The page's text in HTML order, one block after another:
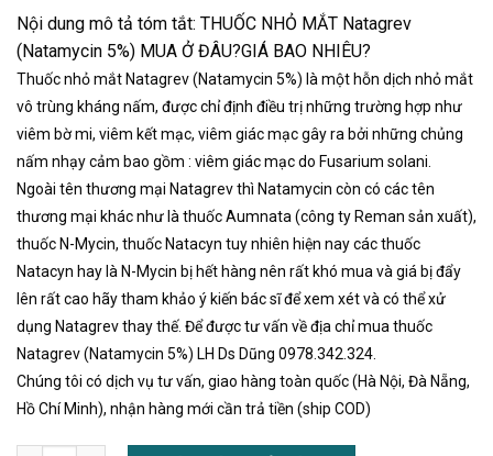
Nội dung mô tả tóm tắt: THUỐC NHỎ MẮT Natagrev
(Natamycin 5%) MUA Ở ĐÂU?GIÁ BAO NHIÊU?
Thuốc nhỏ mắt Natagrev (Natamycin 5%) là một hỗn dịch nhỏ mắt
vô trùng kháng nấm, được chỉ định điều trị những trường hợp như
viêm bờ mi, viêm kết mạc, viêm giác mạc gây ra bởi những chủng
nấm nhạy cảm bao gồm : viêm giác mạc do Fusarium solani.
Ngoài tên thương mại Natagrev thì Natamycin còn có các tên
thương mại khác như là thuốc Aumnata (công ty Reman sản xuất),
thuốc N-Mycin, thuốc Natacyn tuy nhiên hiện nay các thuốc
Natacyn hay là N-Mycin bị hết hàng nên rất khó mua và giá bị đẩy
lên rất cao hãy tham khảo ý kiến bác sĩ để xem xét và có thể xử
dụng Natagrev thay thế. Để được tư vấn về địa chỉ mua thuốc
Natagrev (Natamycin 5%) LH Ds Dũng 0978.342.324.
Chúng tôi có dịch vụ tư vấn, giao hàng toàn quốc (Hà Nội, Đà Nẵng,
Hồ Chí Minh), nhận hàng mới cần trả tiền (ship COD)